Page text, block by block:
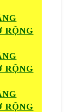
RỘNG
RỘNG
RỘNG